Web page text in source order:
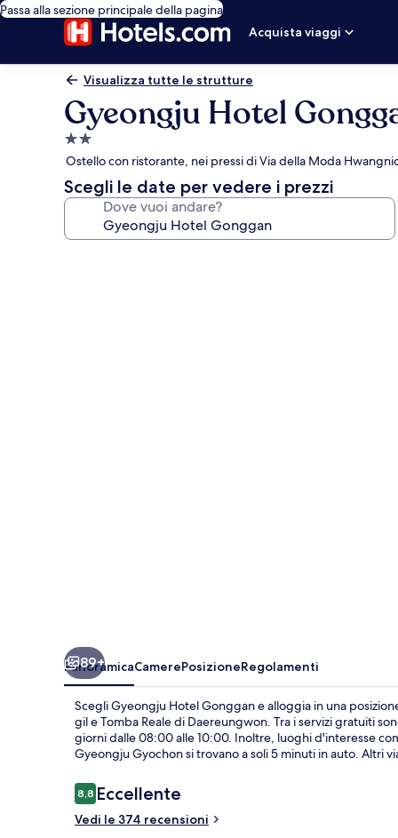
Passa alla sezione principale della pagina
Acquista viaggi
Visualizza tutte le strutture
Gyeongju Hotel
Struttura
a
2.0
stelle
Ostello con ristorante, nei pressi di Via della Moda
Scegli le date per vedere i prezzi
Dove vuoi andare?
89+
PanoramicaCamerePosizioneRegolamenti
Scegli Gyeongju Hotel Gonggan e alloggia in una
gil e Tomba Reale di Daereungwon. Tra i servizi gratuiti
giorni dalle 08:00 alle 10:00. Inoltre, luoghi d'interesse
Gyeongju Gyochon si trovano a soli 5 minuti in auto. Altri
Recensioni
8,88,8 su 10
Eccellente
Vedi le 374 recensioni